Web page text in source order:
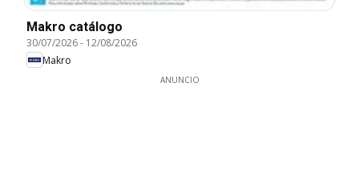
Makro catálogo
30/07/2026- 12/08/2026
Makro
ANUNCIO